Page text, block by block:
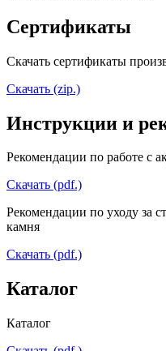
Сертификаты
Скачать сертификаты
Скачать (zip.)
Инструкции и
Рекомендации по работе с
Скачать (pdf.)
Рекомендации по уходу за
камня
Скачать (pdf.)
Каталог
Каталог